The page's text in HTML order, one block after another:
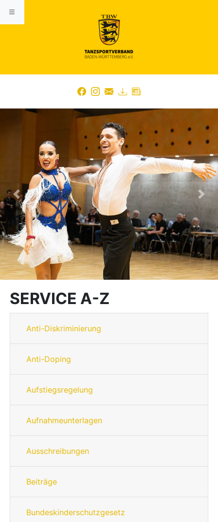
Previous Next
SERVICE A-Z
Anti-Diskriminierung
Anti-Doping
Aufstiegsregelung
Aufnahmeunterlagen
Ausschreibungen
Beiträge
Bundeskinderschutzgesetz